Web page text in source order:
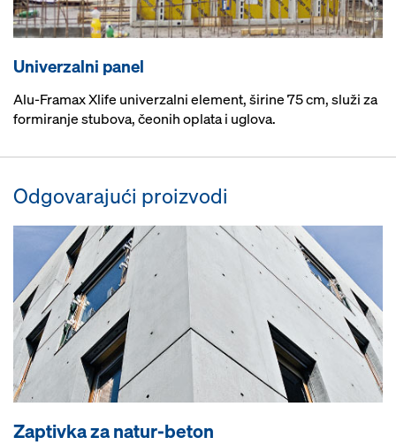
Univerzalni panel
Alu-Framax Xlife univerzalni element, širine 75 cm, služi za
formiranje stubova, čeonih oplata i uglova.
Odgovarajući proizvodi
Zaptivka za natur-beton